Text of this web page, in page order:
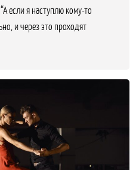
если я наступлю кому-то
и через это проходят